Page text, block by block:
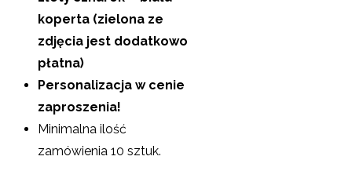
koperta (zielona ze
zdjęcia jest dodatkowo
płatna)
Personalizacja w cenie
zaproszenia!
Minimalna ilość
zamówienia 10 sztuk.